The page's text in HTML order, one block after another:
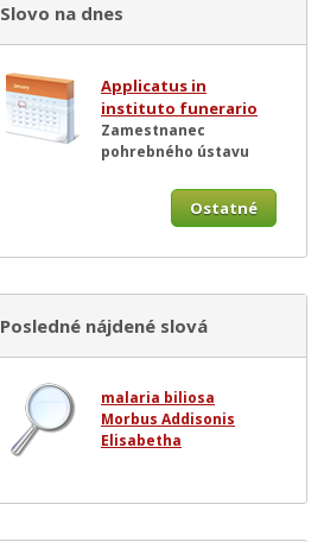
Slovo na dnes
Applicatus in
instituto funerario
Zamestnanec
pohrebného ústavu
Ostatné
Posledné nájdené slová
malaria biliosa
Morbus Addisonis
Elisabetha